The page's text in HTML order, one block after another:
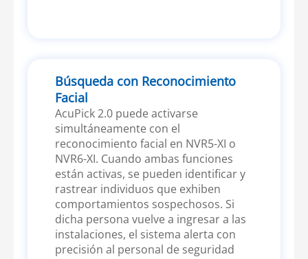
Búsqueda con Reconocimiento
Facial
AcuPick 2.0 puede activarse
simultáneamente con el
reconocimiento facial en NVR5-XI o
NVR6-XI. Cuando ambas funciones
están activas, se pueden identificar y
rastrear individuos que exhiben
comportamientos sospechosos. Si
dicha persona vuelve a ingresar a las
instalaciones, el sistema alerta con
precisión al personal de seguridad